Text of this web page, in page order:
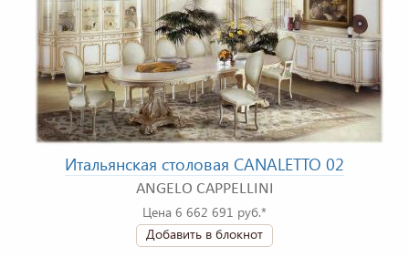
Итальянская столовая CANALETTO 02
ANGELO CAPPELLINI
Цена 6 662 691 руб.*
Добавить в блокнот